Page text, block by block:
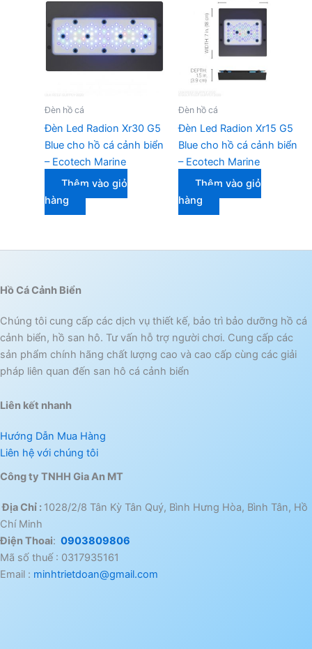
Đèn hồ cá
Đèn Led Radion Xr30 G5
Blue cho hồ cá cảnh biển
– Ecotech Marine
Thêm vào giỏ
hàng
Đèn hồ cá
Đèn Led Radion Xr15 G5
Blue cho hồ cá cảnh biển
– Ecotech Marine
Thêm vào giỏ
hàng
Hồ Cá Cảnh Biển
Chúng tôi cung cấp các dịch vụ thiết kế, bảo trì bảo dưỡng hồ cá
cảnh biển, hồ san hô. Tư vấn hỗ trợ người chơi. Cung cấp các
sản phẩm chính hãng chất lượng cao và cao cấp cùng các giải
pháp liên quan đến san hô cá cảnh biển
Liên kết nhanh
Hướng Dẫn Mua Hàng
Liên hệ với chúng tôi
Công ty TNHH Gia An MT
Địa Chỉ : 1028/2/8 Tân Kỳ Tân Quý, Bình Hưng Hòa, Bình Tân, Hồ
Chí Minh
Điện Thoai: 0903809806
Mã số thuế : 0317935161
Email : minhtrietdoan@gmail.com